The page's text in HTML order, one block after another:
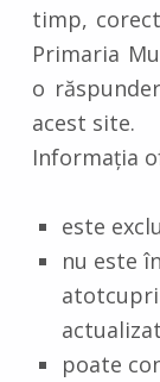
timp,
Primaria
o
acest site.
Informația
este
nu este
poate